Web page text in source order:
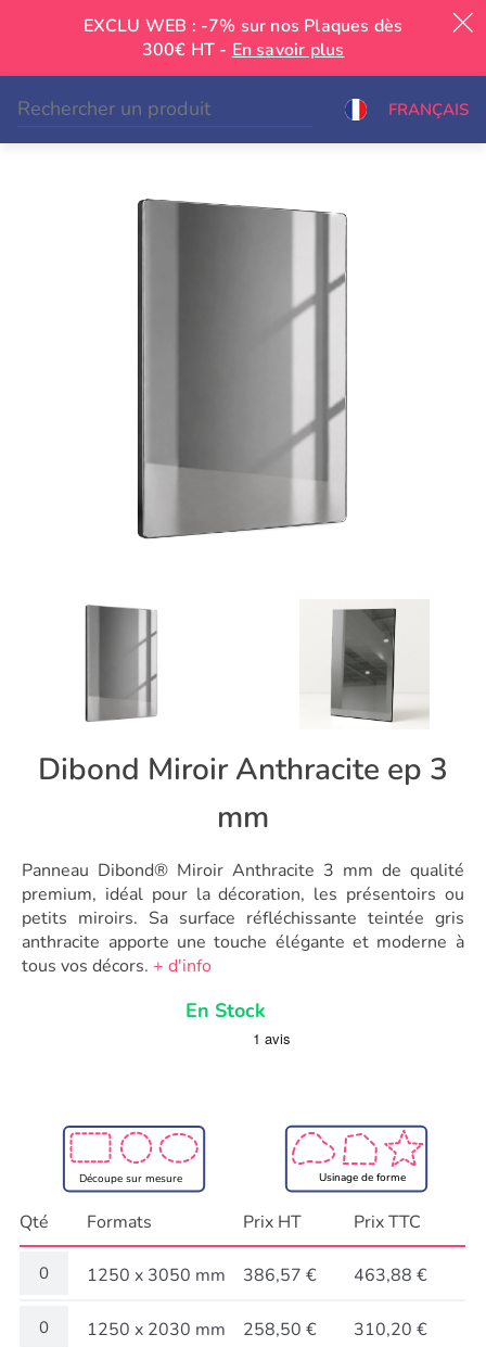
EXCLU WEB : -7% sur nos Plaques dès
300€ HT - En savoir plus
FRANÇAIS
Dibond Miroir Anthracite ep 3
mm
Panneau Dibond® Miroir Anthracite 3 mm de qualité
premium, idéal pour la décoration, les présentoirs ou
petits miroirs. Sa surface réfléchissante teintée gris
anthracite apporte une touche élégante et moderne à
tous vos décors. + d'info
En Stock
Qté Formats Prix HT Prix TTC
1250 x 3050 mm 386,57 € 463,88 €
1250 x 2030 mm 258,50 € 310,20 €
Découpe sur mesure Usinage de forme